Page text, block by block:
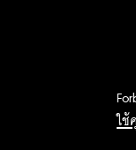
ใช้